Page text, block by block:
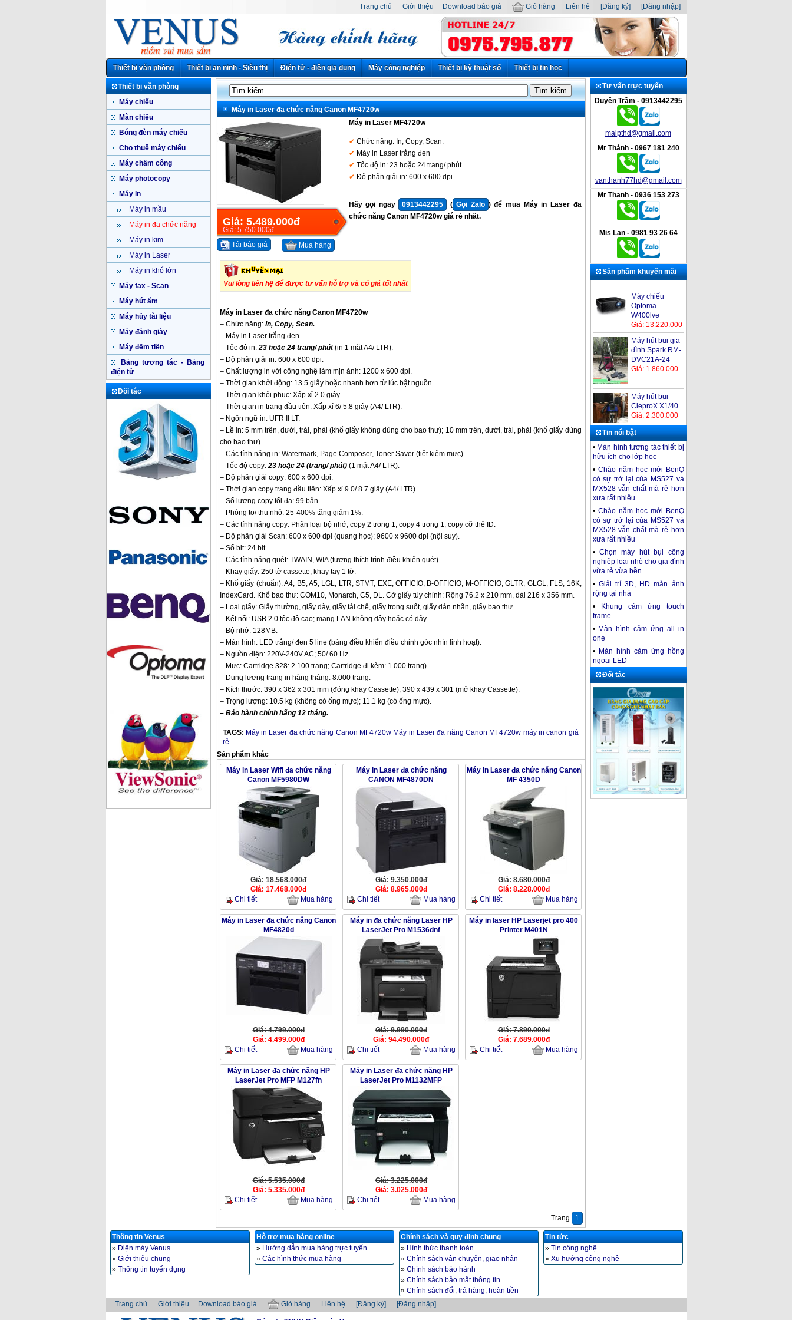
Trang chủ Giới thiệu Download báo giá Giỏ hàng Liên hệ [Đăng ký] [Đăng nhập]
Thiết bị văn phòng Thiết bị an ninh - Siêu thị Điện tử - điện gia dụng Máy công nghiệp Thiết bị kỹ thuật số Thiết bị tin học
Thiết bị văn phòng
Máy chiếu
Màn chiếu
Bóng đèn máy chiếu
Cho thuê máy chiếu
Máy chấm công
Máy photocopy
Máy in
Máy in mầu
Máy in đa chức năng
Máy in kim
Máy in Laser
Máy in khổ lớn
Máy fax - Scan
Máy hút ẩm
Máy hủy tài liệu
Máy đánh giày
Máy đếm tiền
Bảng tương tác - Bảng
điện tử
Đối tác
Máy in Laser đa chức năng Canon MF4720w
Giá: 5.489.000đ
Giá: 5.750.000đ
Tải báo giá
Mua hàng
Máy in Laser MF4720w
Chức năng: In, Copy, Scan.
Máy in Laser trắng đen
Tốc độ in: 23 hoặc 24 trang/ phút
Độ phân giải in: 600 x 600 dpi
Hãy gọi ngay 0913442295 ( Gọi Zalo ) để mua Máy in Laser đa
chức năng Canon MF4720w giá rẻ nhất.
Vui lòng liên hệ để được tư vấn hỗ trợ và có giá tốt nhất
Máy in Laser đa chức năng Canon MF4720w
– Chức năng: In, Copy, Scan.
– Máy in Laser trắng đen.
– Tốc độ in:23 hoặc 24 trang/ phút(in 1 mặt A4/ LTR).
– Độ phân giải in: 600 x 600 dpi.
– Chất lượng in với công nghệ làm mịn ảnh: 1200 x 600 dpi.
– Thời gian khởi động: 13.5 giây hoặc nhanh hơn từ lúc bật nguồn.
– Thời gian khôi phục: Xấp xỉ 2.0 giây.
– Thời gian in trang đầu tiên: Xấp xỉ 6/ 5.8 giây (A4/ LTR).
– Ngôn ngữ in: UFR II LT.
– Lề in: 5 mm trên, dưới, trái, phải (khổ giấy không dùng cho bao thư); 10 mm trên, dưới, trái, phải (khổ giấy dùng
cho bao thư).
– Các tính năng in: Watermark, Page Composer, Toner Saver (tiết kiệm mực).
– Tốc độ copy:23 hoặc 24 (trang/ phút) (1 mặt A4/ LTR).
– Độ phân giải copy: 600 x 600 dpi.
– Thời gian copy trang đầu tiên: Xấp xỉ 9.0/ 8.7 giây (A4/ LTR).
– Số lượng copy tối đa: 99 bản.
– Phóng to/ thu nhỏ: 25-400% tăng giảm 1%.
– Các tính năng copy: Phân loại bộ nhớ, copy 2 trong 1, copy 4 trong 1, copy cỡ thẻ ID.
– Độ phân giải Scan: 600 x 600 dpi (quang học); 9600 x 9600 dpi (nội suy).
– Số bit: 24 bit.
– Các tính năng quét: TWAIN, WIA (tương thích trình điều khiển quét).
– Khay giấy: 250 tờ cassette, khay tay 1 tờ.
– Khổ giấy (chuẩn): A4, B5, A5, LGL, LTR, STMT, EXE, OFFICIO, B-OFFICIO, M-OFFICIO, GLTR, GLGL, FLS, 16K,
IndexCard. Khổ bao thư: COM10, Monarch, C5, DL. Cỡ giấy tùy chỉnh: Rộng 76.2 x 210 mm, dài 216 x 356 mm.
– Loại giấy: Giấy thường, giấy dày, giấy tái chế, giấy trong suốt, giấy dán nhãn, giấy bao thư.
– Kết nối: USB 2.0 tốc độ cao; mạng LAN không dây hoặc có dây.
– Bộ nhớ: 128MB.
– Màn hình: LED trắng/ đen 5 line (bảng điều khiển điều chỉnh góc nhìn linh hoạt).
– Nguồn điện: 220V-240V AC; 50/ 60 Hz.
– Mực: Cartridge 328: 2.100 trang; Cartridge đi kèm: 1.000 trang).
– Dung lượng trang in hàng tháng: 8.000 trang.
– Kích thước: 390 x 362 x 301 mm (đóng khay Cassette); 390 x 439 x 301 (mở khay Cassette).
– Trọng lượng: 10.5 kg (không có ống mực); 11.1 kg (có ống mực).
– Bảo hành chính hãng 12 tháng.
TAGS: Máy in Laser đa chức năng Canon MF4720w Máy in Laser đa năng Canon MF4720w máy in canon giá
rẻ
Sản phẩm khác
Máy in Laser Wifi đa chức năng
Canon MF5980DW
Giá: 18.568.000đ
Giá: 17.468.000đ
Chi tiết
Mua hàng
Máy in Laser đa chức năng
CANON MF4870DN
Giá: 9.350.000đ
Giá: 8.965.000đ
Chi tiết
Mua hàng
Máy in Laser đa chức năng Canon
MF 4350D
Giá: 8.680.000đ
Giá: 8.228.000đ
Chi tiết
Mua hàng
Máy in Laser đa chức năng Canon
MF4820d
Giá: 4.799.000đ
Giá: 4.499.000đ
Chi tiết
Mua hàng
Máy in đa chức năng Laser HP
LaserJet Pro M1536dnf
Giá: 9.990.000đ
Giá: 94.490.000đ
Chi tiết
Mua hàng
Máy in laser HP Laserjet pro 400
Printer M401N
Giá: 7.890.000đ
Giá: 7.689.000đ
Chi tiết
Mua hàng
Máy in Laser đa chức năng HP
LaserJet Pro MFP M127fn
Giá: 5.535.000đ
Giá: 5.335.000đ
Chi tiết
Mua hàng
Máy in Laser đa chức năng HP
LaserJet Pro M1132MFP
Giá: 3.225.000đ
Giá: 3.025.000đ
Chi tiết
Mua hàng
Trang 1
Tư vấn trực tuyến
Duyên Trầm - 0913442295
maipthd@gmail.com
Mr Thành - 0967 181 240
vanthanh77hd@gmail.com
Mr Thanh - 0936 153 273
Mis Lan - 0981 93 26 64
Sản phẩm khuyến mãi
Máy chiếu
Optoma
W400lve
Giá: 13.220.000
Máy hút bụi gia
đình Spark RM-
DVC21A-24
Giá: 1.860.000
Máy hút bụi
CleproX X1/40
Giá: 2.300.000
Máy hút bụi
Kumisai KMS15
Giá: 2.200.000
Máy chiếu
Optoma PS520
Giá: 8.190.000
Tin nổi bật
• Màn hình tương tác thiết bị
hữu ích cho lớp học
• Chào năm học mới BenQ
có sự trở lại của MS527 và
MX528 vẫn chất mà rẻ hơn
xưa rất nhiều
• Chào năm học mới BenQ
có sự trở lại của MS527 và
MX528 vẫn chất mà rẻ hơn
xưa rất nhiều
• Chọn máy hút bụi công
nghiệp loại nhò cho gia đình
vừa rẻ vừa bền
• Giải trí 3D, HD màn ảnh
rộng tại nhà
•
Khung cảm ứng touch
frame
• Màn hình cảm ứng all in
one
• Màn hình cảm ứng hồng
ngoại LED
Đối tác
Thông tin Venus
» Điện máy Venus
» Giới thiệu chung
» Thông tin tuyển dụng
Hỗ trợ mua hàng online
» Hướng dẫn mua hàng trực tuyến
» Các hình thức mua hàng
Chính sách và quy định chung
» Hình thức thanh toán
» Chính sách vận chuyển, giao nhận
» Chính sách bảo hành
» Chính sách bảo mật thông tin
» Chính sách đổi, trả hàng, hoàn tiền
Tin tức
» Tin công nghệ
» Xu hướng công nghệ
Trang chủ Giới thiệu Download báo giá Giỏ hàng Liên hệ [Đăng ký] [Đăng nhập]